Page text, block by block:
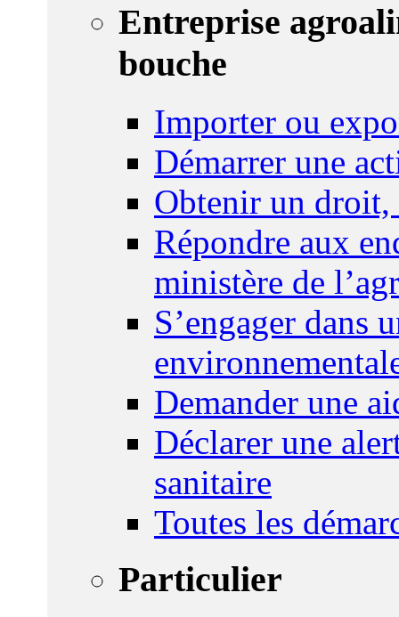
Entreprise
bouche
Importer ou
Démarrer une
Obtenir un droit,
Répondre aux
ministère de
S’engager dans
Demander une
Déclarer une
sanitaire
Toutes les
Particulier